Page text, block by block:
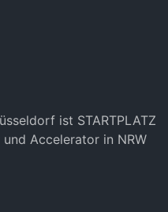
ist STARTPLATZ
Accelerator in NRW